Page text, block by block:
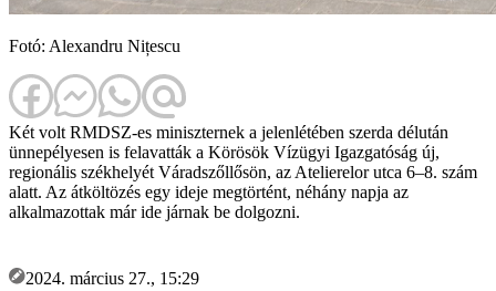
Fotó: Alexandru Nițescu
Két volt RMDSZ-es miniszternek a jelenlétében szerda délután
ünnepélyesen is felavatták a Körösök Vízügyi Igazgatóság új,
regionális székhelyét Váradszőllősön, az Atelierelor utca 6–8. szám
alatt. Az átköltözés egy ideje megtörtént, néhány napja az
alkalmazottak már ide járnak be dolgozni.
2024. március 27., 15:29